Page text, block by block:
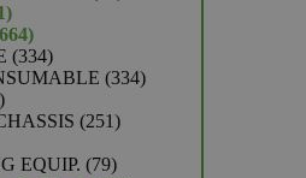
1
product
664664
producten
334334
producten334334
251
251251
EQUIP. 7979